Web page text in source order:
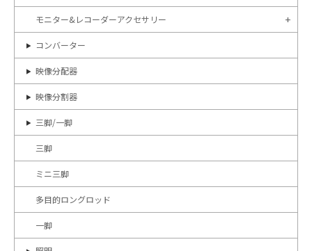
モニター&レコーダーアクセサリー
コンバーター
映像分配器
映像分割器
三脚/一脚
三脚
ミニ三脚
多目的ロングロッド
一脚